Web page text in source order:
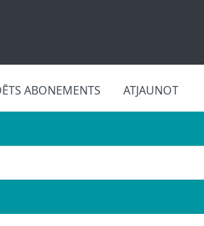
ABONEMENTS ATJAUNOT